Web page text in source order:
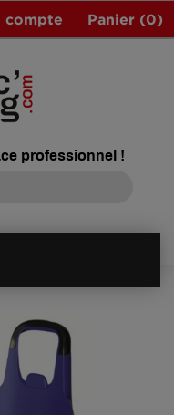
Panier (0)
compte
professionnel !